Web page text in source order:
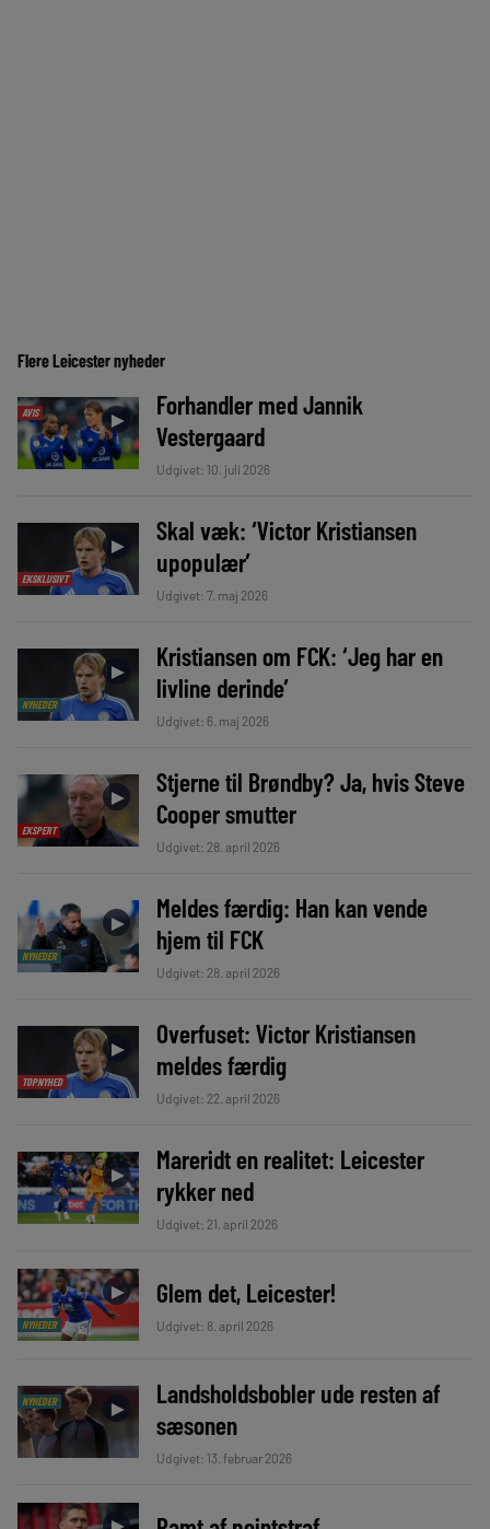
Flere Leicester nyheder
AVIS ►
Forhandler med Jannik
Vestergaard
Udgivet: 10. juli 2026
EKSKLUSIVT
►
Skal væk: ‘Victor Kristiansen
upopulær’
Udgivet: 7. maj 2026
NYHEDER
►
Kristiansen om FCK: ‘Jeg har en
livline derinde’
Udgivet: 6. maj 2026
EKSPERT
►
Stjerne til Brøndby? Ja, hvis Steve
Cooper smutter
Udgivet: 28. april 2026
NYHEDER
►
Meldes færdig: Han kan vende
hjem til FCK
Udgivet: 28. april 2026
TOPNYHED
►
Overfuset: Victor Kristiansen
meldes færdig
Udgivet: 22. april 2026
►
Mareridt en realitet: Leicester
rykker ned
Udgivet: 21. april 2026
NYHEDER
► Glem det, Leicester!
Udgivet: 8. april 2026
NYHEDER ►
Landsholdsbobler ude resten af
sæsonen
Udgivet: 13. februar 2026